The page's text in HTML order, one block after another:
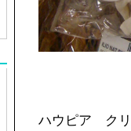
ハウピア クリ